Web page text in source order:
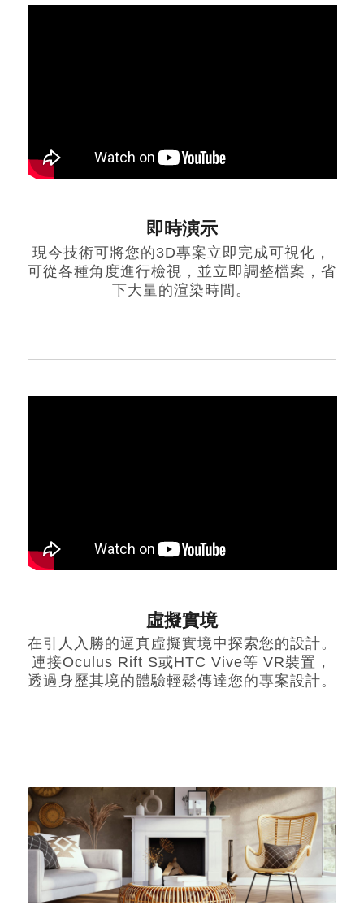
即時演示
現今技術可將您的3D專案立即完成可視化，
可從各種角度進行檢視，並立即調整檔案，省
下大量的渲染時間。
虛擬實境
在引人入勝的逼真虛擬實境中探索您的設計。
連接Oculus Rift S或HTC Vive等 VR裝置，
透過身歷其境的體驗輕鬆傳達您的專案設計。